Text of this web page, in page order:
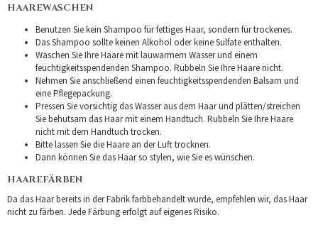
HAAREWASCHEN
Benutzen Sie kein Shampoo für fettiges Haar, sondern für trockenes.
Das Shampoo sollte keinen Alkohol oder keine Sulfate enthalten.
Waschen Sie Ihre Haare mit lauwarmem Wasser und einem
feuchtigkeitsspendenden Shampoo. Rubbeln Sie Ihre Haare nicht.
Nehmen Sie anschließend einen feuchtigkeitsspendenden Balsam und
eine Pflegepackung.
Pressen Sie vorsichtig das Wasser aus dem Haar und plätten/streichen
Sie behutsam das Haar mit einem Handtuch. Rubbeln Sie Ihre Haare
nicht mit dem Handtuch trocken.
Bitte lassen Sie die Haare an der Luft trocknen.
Dann können Sie das Haar so stylen, wie Sie es wünschen.
HAAREFÄRBEN
Da das Haar bereits in der Fabrik farbbehandelt wurde, empfehlen wir, das Haar
nicht zu färben. Jede Färbung erfolgt auf eigenes Risiko.